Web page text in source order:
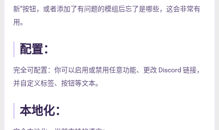
新”按钮，或者添加了有问题的模组后忘了是哪些，这会非常有
用。
配置：
完全可配置：你可以启用或禁用任意功能、更改 Discord 链接，
并自定义标签、按钮等文本。
本地化：